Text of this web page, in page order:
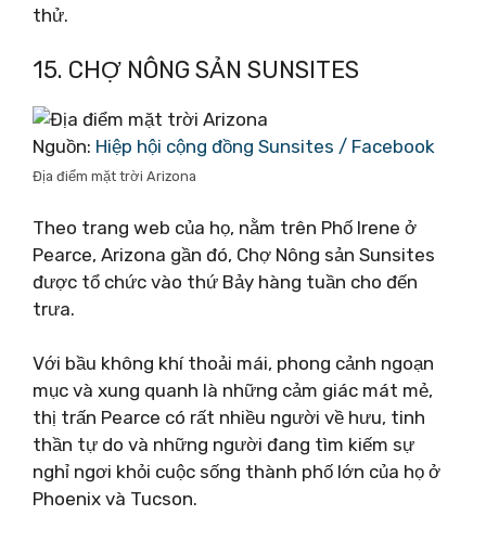
thử.
15. CHỢ NÔNG SẢN SUNSITES
Nguồn: Hiệp hội cộng đồng Sunsites‎ / Facebook
Địa điểm mặt trời Arizona
Theo trang web của họ, nằm trên Phố Irene ở
Pearce, Arizona gần đó, Chợ Nông sản Sunsites
được tổ chức vào thứ Bảy hàng tuần cho đến
trưa.
Với bầu không khí thoải mái, phong cảnh ngoạn
mục và xung quanh là những cảm giác mát mẻ,
thị trấn Pearce có rất nhiều người về hưu, tinh
thần tự do và những người đang tìm kiếm sự
nghỉ ngơi khỏi cuộc sống thành phố lớn của họ ở
Phoenix và Tucson.